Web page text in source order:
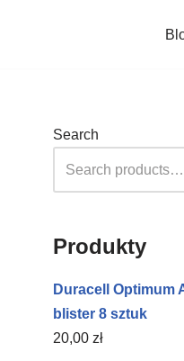
Search
Produkty
Duracell Optimum
blister 8 sztuk
20,00 zł